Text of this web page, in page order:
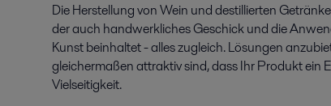
Die Herstellung von Wein und destillierten
der auch handwerkliches Geschick und die
Kunst beinhaltet - alles zugleich. Lösungen
gleichermaßen attraktiv sind, dass Ihr Produkt ein
Vielseitigkeit.